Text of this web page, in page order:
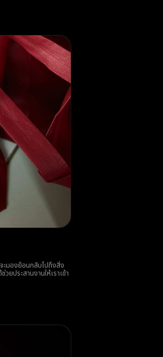
จะมองย้อนกลับไปถึงสิ่ง
ประสานงานให้เราเข้า